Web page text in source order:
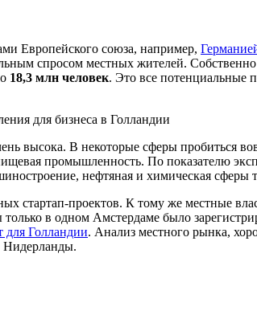
Европейского союза, например,
спросом местных жителей. Собственно
18,3 млн человек. Это все потенциальные
высока. В некоторые сферы пробиться
промышленность. По показателю
нефтяная и химическая сферы
стартап-проектов. К тому же местные
в одном Амстердаме было
для Голландии. Анализ местного рынка,
Нидерланды.